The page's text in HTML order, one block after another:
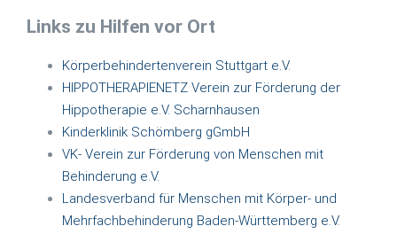
Links zu Hilfen vor Ort
Körperbehindertenverein Stuttgart e.V.
HIPPOTHERAPIENETZ Verein zur Förderung der
Hippotherapie e.V. Scharnhausen
Kinderklinik Schömberg gGmbH
VK- Verein zur Förderung von Menschen mit
Behinderung e.V.
Landesverband für Menschen mit Körper- und
Mehrfachbehinderung Baden-Württemberg e.V.